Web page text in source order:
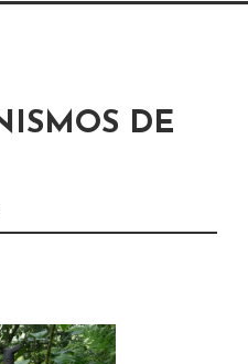
DE